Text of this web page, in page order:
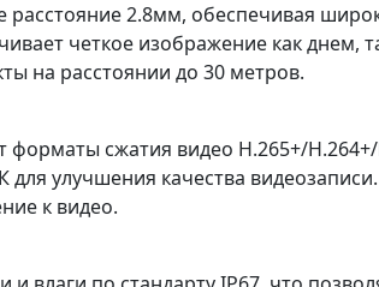
2.8мм, обеспечивая
четкое изображение как днем,
на расстоянии до 30 метров.
сжатия видео H.265+/
для улучшения качества
к видео.